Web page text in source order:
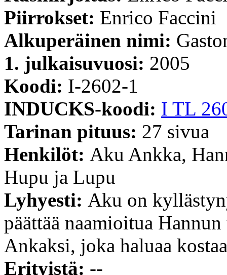
Piirrokset: Enrico Faccini
Alkuperäinen nimi:
1. julkaisuvuosi: 2005
Koodi: I-2602-1
INDUCKS-koodi: I TL
Tarinan pituus: 27 sivua
Henkilöt: Aku Ankka,
Hupu ja Lupu
Lyhyesti: Aku on
päättää naamioitua
Ankaksi, joka haluaa
Erityistä: --